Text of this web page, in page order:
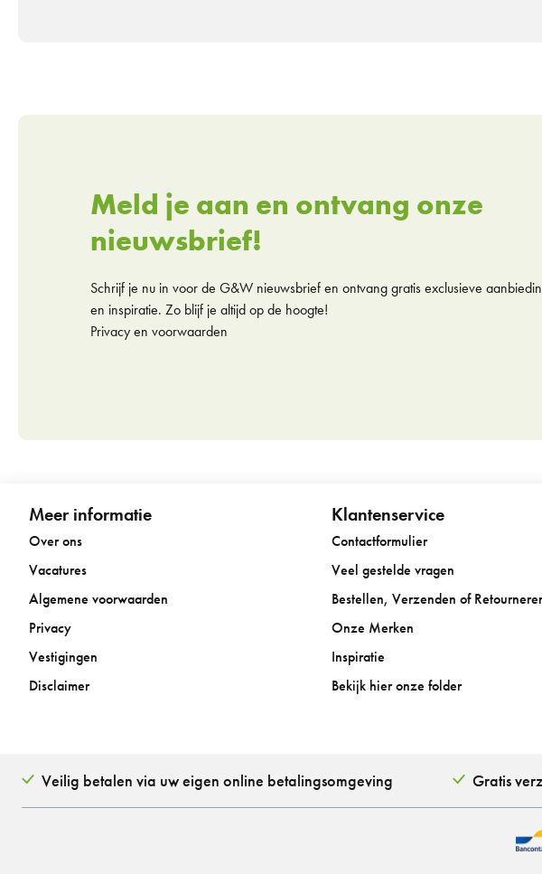
Meld je aan en ontvang onze
nieuwsbrief!
Schrijf je nu in voor de G&W nieuwsbrief en ontvang gratis exclusieve
en inspiratie. Zo blijf je altijd op de hoogte!
Privacy en voorwaarden
Meer informatie
Over ons
Vacatures
Algemene voorwaarden
Privacy
Vestigingen
Disclaimer
Klantenservice
Contactformulier
Veel gestelde vragen
Bestellen, Verzenden of
Onze Merken
Inspiratie
Bekijk hier onze folder
Veilig betalen via uw eigen online betalingsomgeving Gratis